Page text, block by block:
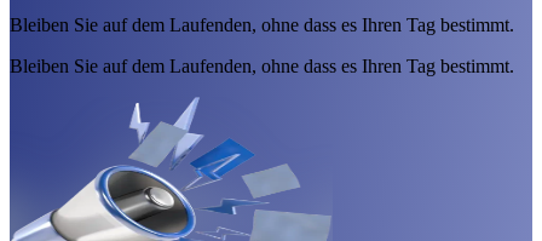
Bleiben Sie auf dem Laufenden, ohne dass es Ihren Tag bestimmt.
Bleiben Sie auf dem Laufenden, ohne dass es Ihren Tag bestimmt.